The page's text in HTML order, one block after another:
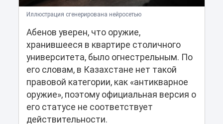
Иллюстрация сгенерирована нейросетью
Абенов уверен, что оружие,
хранившееся в квартире столичного
университета, было огнестрельным. По
его словам, в Казахстане нет такой
правовой категории, как «антикварное
оружие», поэтому официальная версия о
его статусе не соответствует
действительности.